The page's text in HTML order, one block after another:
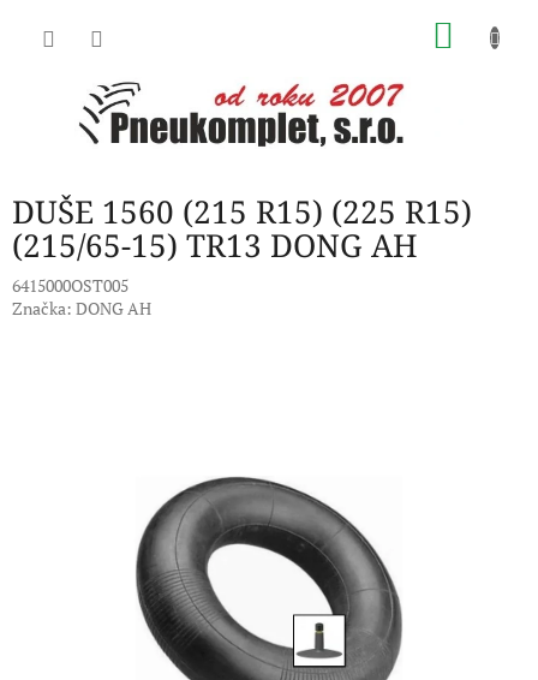
DUŠE 1560 (215 R15) (225 R15)
(215/65-15) TR13 DONG AH
6415000OST005
Značka: DONG AH